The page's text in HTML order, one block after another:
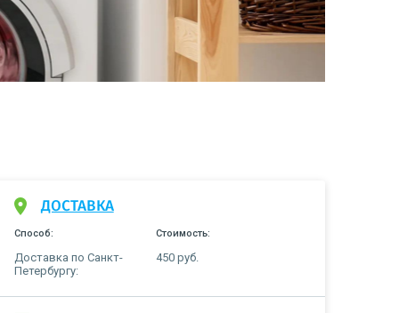
ДОСТАВКА
Способ: Стоимость:
Доставка по Санкт-
Петербургу:
450 руб.